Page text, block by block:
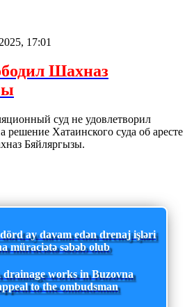
17:01
Шахназ
суд не удовлетворил
решение Хатаинского суда об аресте
Бяйляргызы.
ay davam edən drenaj işləri
müraciətə səbəb olub
works in Buzovna
to the ombudsman